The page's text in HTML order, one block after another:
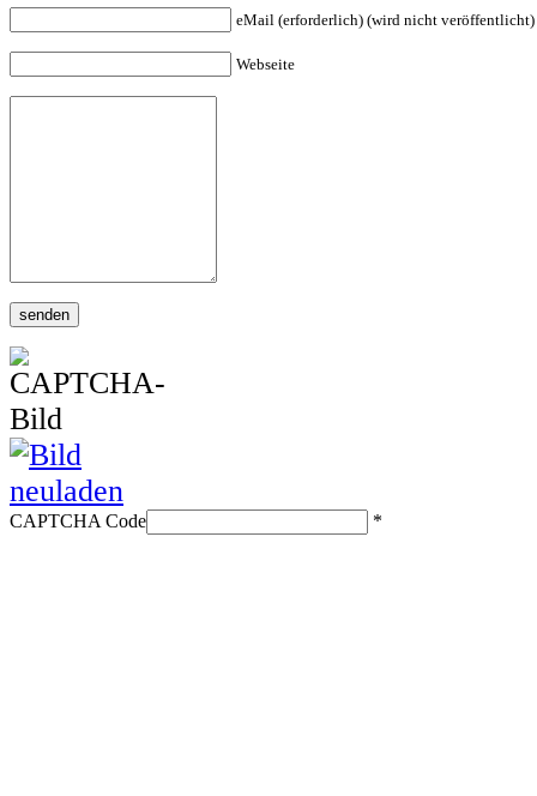
eMail (erforderlich) (wird nicht veröffentlicht)
Webseite
CAPTCHA Code *